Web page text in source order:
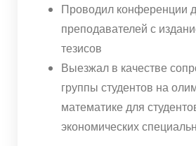
Проводил конференции
преподавателей с
тезисов
Выезжал в качестве
группы студентов на
математике для
экономических